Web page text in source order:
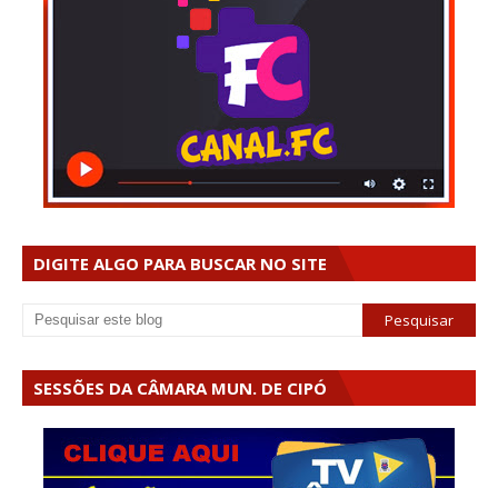
DIGITE ALGO PARA BUSCAR NO SITE
SESSÕES DA CÂMARA MUN. DE CIPÓ